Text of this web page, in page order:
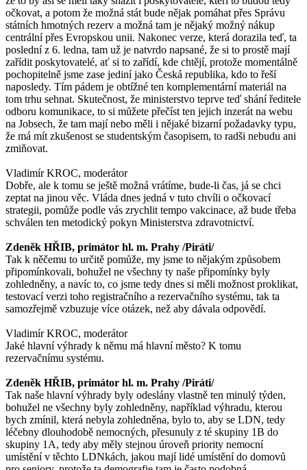
očkovat, a potom že možná stát bude nějak pomáhat přes Správu
státních hmotných rezerv a možná tam je nějaký možný nákup
centrální přes Evropskou unii. Nakonec verze, která dorazila teď, ta
poslední z 6. ledna, tam už je natvrdo napsané, že si to prostě mají
zařídit poskytovatelé, ať si to zařídí, kde chtějí, protože momentálně
pochopitelně jsme zase jediní jako Česká republika, kdo to řeší
naposledy. Tím pádem je obtížné ten komplementární materiál na
tom trhu sehnat. Skutečnost, že ministerstvo teprve teď shání ředitele
odboru komunikace, to si můžete přečíst ten jejich inzerát na webu
na Jobsech, že tam mají nebo měli i nějaké bizarní požadavky typu,
že má mít zkušenost se studentským časopisem, to radši nebudu ani
zmiňovat.
Vladimír KROC, moderátor
Dobře, ale k tomu se ještě možná vrátíme, bude-li čas, já se chci
zeptat na jinou věc. Vláda dnes jedná v tuto chvíli o očkovací
strategii, pomůže podle vás zrychlit tempo vakcinace, až bude třeba
schválen ten metodický pokyn Ministerstva zdravotnictví.
Zdeněk HŘIB, primátor hl. m. Prahy /Piráti/
Tak k něčemu to určitě pomůže, my jsme to nějakým způsobem
připomínkovali, bohužel ne všechny ty naše připomínky byly
zohledněny, a navíc to, co jsme tedy dnes si měli možnost proklikat,
testovací verzi toho registračního a rezervačního systému, tak ta
samozřejmě vzbuzuje více otázek, než aby dávala odpovědí.
Vladimír KROC, moderátor
Jaké hlavní výhrady k němu má hlavní město? K tomu
rezervačnímu systému.
Zdeněk HŘIB, primátor hl. m. Prahy /Piráti/
Tak naše hlavní výhrady byly odeslány vlastně ten minulý týden,
bohužel ne všechny byly zohledněny, například výhradu, kterou
bych zmínil, která nebyla zohledněna, bylo to, aby se LDN, tedy
léčebny dlouhodobě nemocných, přesunuly z té skupiny 1B do
skupiny 1A, tedy aby měly stejnou úroveň priority nemocní
umístění v těchto LDNkách, jakou mají lidé umístění do domovů